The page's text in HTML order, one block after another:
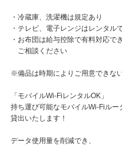
・冷蔵庫、洗濯機は規定あり
・テレビ、電子レンジはレンタル
・お布団は給与控除で有料対応で
ご相談ください
※備品は時期によりご用意できな
「モバイルWi-FiレンタルOK」
持ち運び可能なモバイルWi-Fiルー
貸出いたします！
データ使用量を削減でき、